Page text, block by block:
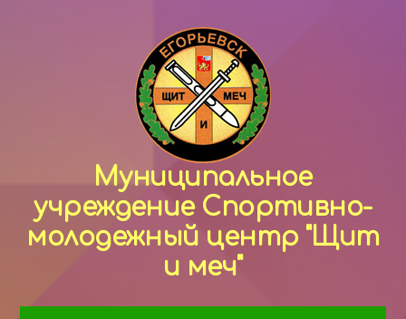
Муниципальное
учреждение Спортивно-
молодежный центр "Щит
и меч"